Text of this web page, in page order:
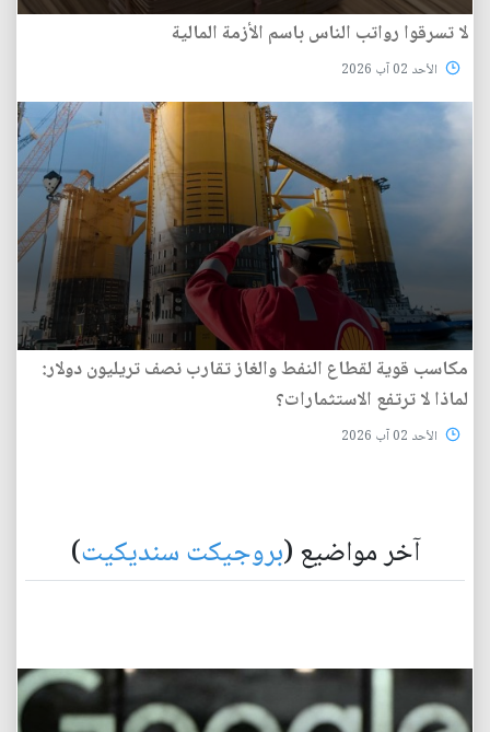
لا تسرقوا رواتب الناس باسم الأزمة المالية
الأحد 02 آب 2026
مكاسب قوية لقطاع النفط والغاز تقارب نصف تريليون دولار:
لماذا لا ترتفع الاستثمارات؟
الأحد 02 آب 2026
آخر مواضيع (بروجيكت سنديكيت)